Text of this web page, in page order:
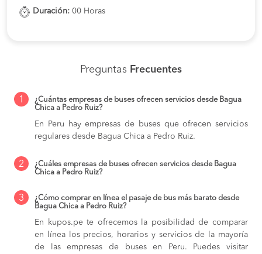
Duración: 00 Horas
Preguntas Frecuentes
1
¿Cuántas empresas de buses ofrecen servicios desde Bagua
Chica a Pedro Ruiz?
En Peru hay empresas de buses que ofrecen servicios
regulares desde Bagua Chica a Pedro Ruiz.
2
¿Cuáles empresas de buses ofrecen servicios desde Bagua
Chica a Pedro Ruiz?
3
¿Cómo comprar en línea el pasaje de bus más barato desde
Bagua Chica a Pedro Ruiz?
En kupos.pe te ofrecemos la posibilidad de comparar
en línea los precios, horarios y servicios de la mayoría
de las empresas de buses en Peru. Puedes visitar